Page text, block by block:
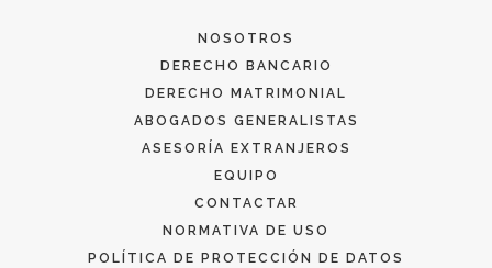
NOSOTROS
DERECHO BANCARIO
DERECHO MATRIMONIAL
ABOGADOS GENERALISTAS
ASESORÍA EXTRANJEROS
EQUIPO
CONTACTAR
NORMATIVA DE USO
POLÍTICA DE PROTECCIÓN DE DATOS